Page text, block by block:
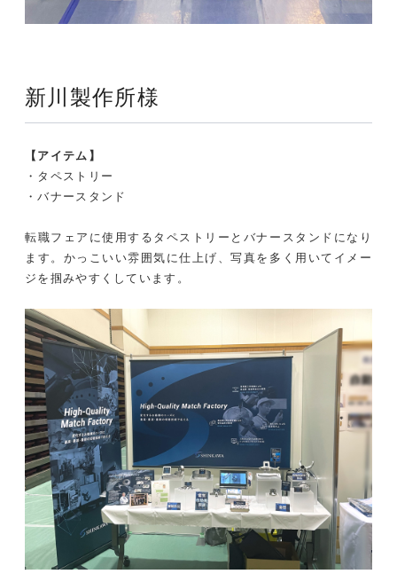
新川製作所様
【アイテム】
・タペストリー
・バナースタンド
転職フェアに使用するタペストリーとバナースタンドになり
ます。かっこいい雰囲気に仕上げ、写真を多く用いてイメー
ジを掴みやすくしています。